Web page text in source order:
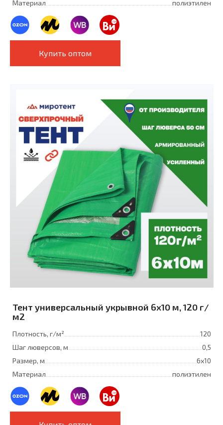
Материал полиэтилен
Купить оптом
Тент универсальный укрывной 6x10 м, 120 г/
м2
Плотность, г/м²
120
Шаг люверсов, м
0,5
Размер, м
6х10
Материал
полиэтилен